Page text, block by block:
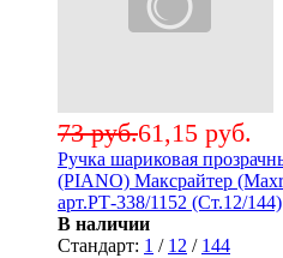
61,15 руб.
73 руб.
Ручка шариковая
(PIANO) Максрайтер
арт.РТ-338/1152 (Ст.12/144)
В наличии
Стандарт: 1 / 12 / 144